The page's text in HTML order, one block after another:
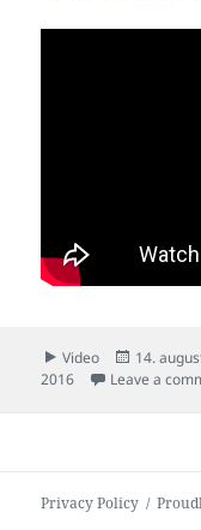
Format
Video
Posted
on
14.
2016
Leave a
Privacy Policy